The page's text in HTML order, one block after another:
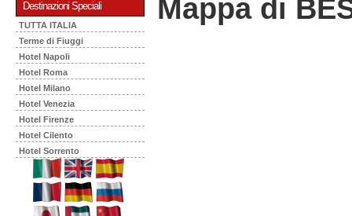
Destinazioni Speciali
TUTTA ITALIA
Terme di Fiuggi
Hotel Napoli
Hotel Roma
Hotel Milano
Hotel Venezia
Hotel Firenze
Hotel Cilento
Hotel Sorrento
Mappa di